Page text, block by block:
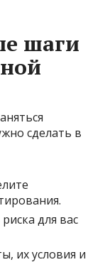
шаги
сделать в
для вас
их условия и